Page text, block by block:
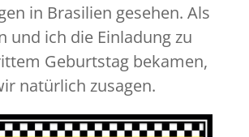
in Brasilien gesehen. Als
und ich die Einladung zu
Geburtstag bekamen,
natürlich zusagen.